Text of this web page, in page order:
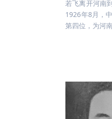
若飞离开河南
1926年8月，
第四位，为河